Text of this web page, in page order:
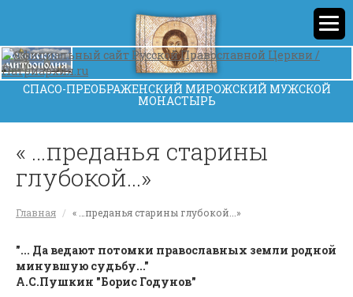
СПАСО-ПРЕОБРАЖЕНСКИЙ МИРОЖСКИЙ МУЖСКОЙ
МОНАСТЫРЬ
« …преданья старины
глубокой...»
Главная « …преданья старины глубокой...»
"... Да ведают потомки православных земли родной
минувшую судьбу..."
А.С.Пушкин "Борис Годунов"